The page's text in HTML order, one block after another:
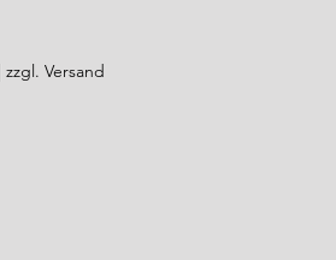
zzgl. Versand